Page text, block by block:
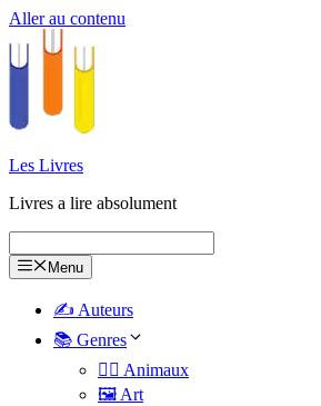
Aller au contenu
Les Livres
Livres a lire absolument
Menu
✍️ Auteurs
📚 Genres
🐕‍🦺 Animaux
🖼️ Art